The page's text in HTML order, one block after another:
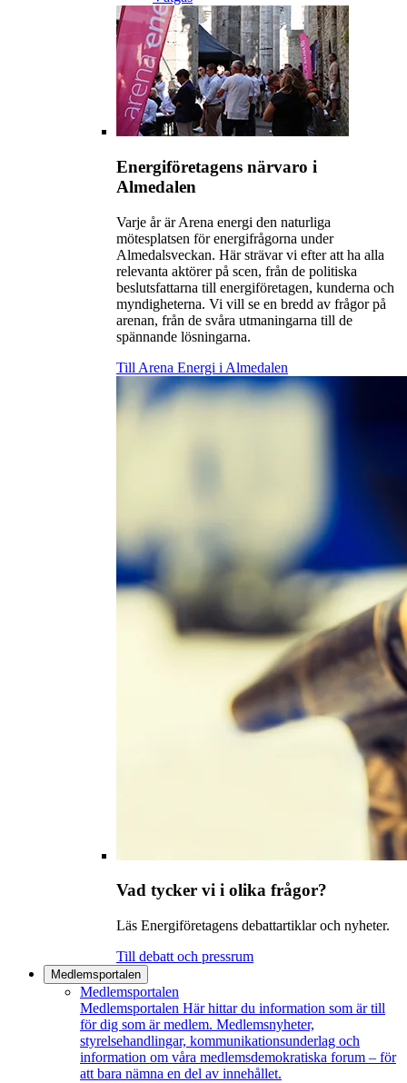
Energiföretagens närvaro i
Almedalen
Varje år är Arena energi den naturliga
mötesplatsen för energifrågorna under
Almedalsveckan. Här strävar vi efter att ha alla
relevanta aktörer på scen, från de politiska
beslutsfattarna till energiföretagen, kunderna och
myndigheterna. Vi vill se en bredd av frågor på
arenan, från de svåra utmaningarna till de
spännande lösningarna.
Till Arena Energi i Almedalen
Vad tycker vi i olika frågor?
Läs Energiföretagens debattartiklar och nyheter.
Till debatt och pressrum
Medlemsportalen
Medlemsportalen
Medlemsportalen Här hittar du information som är till
för dig som är medlem. Medlemsnyheter,
styrelsehandlingar, kommunikationsunderlag och
information om våra medlemsdemokratiska forum – för
att bara nämna en del av innehållet.